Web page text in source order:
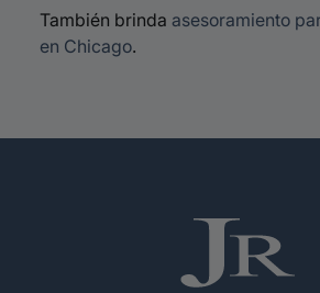
También brinda asesoramiento
en Chicago.